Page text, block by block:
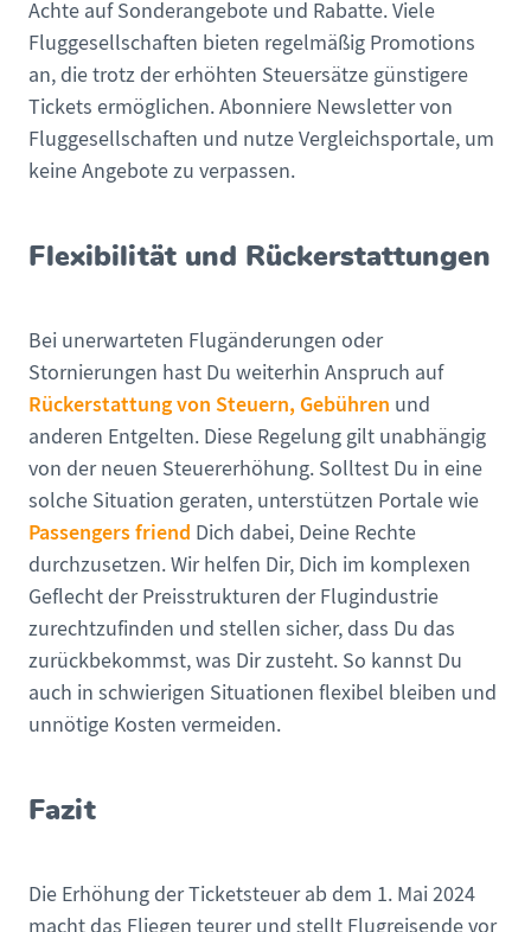
Achte auf Sonderangebote und Rabatte. Viele
Fluggesellschaften bieten regelmäßig Promotions
an, die trotz der erhöhten Steuersätze günstigere
Tickets ermöglichen. Abonniere Newsletter von
Fluggesellschaften und nutze Vergleichsportale, um
keine Angebote zu verpassen.
Flexibilität und Rückerstattungen
Bei unerwarteten Flugänderungen oder
Stornierungen hast Du weiterhin Anspruch auf
Rückerstattung von Steuern, Gebühren und
anderen Entgelten. Diese Regelung gilt unabhängig
von der neuen Steuererhöhung. Solltest Du in eine
solche Situation geraten, unterstützen Portale wie
Passengers friend Dich dabei, Deine Rechte
durchzusetzen. Wir helfen Dir, Dich im komplexen
Geflecht der Preisstrukturen der Flugindustrie
zurechtzufinden und stellen sicher, dass Du das
zurückbekommst, was Dir zusteht. So kannst Du
auch in schwierigen Situationen flexibel bleiben und
unnötige Kosten vermeiden.
Fazit
Die Erhöhung der Ticketsteuer ab dem 1. Mai 2024